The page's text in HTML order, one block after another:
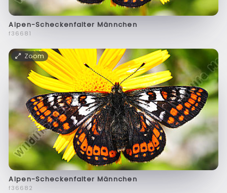
Alpen-Scheckenfalter Männchen
f36681
Zoom
Alpen-Scheckenfalter Männchen
f36682